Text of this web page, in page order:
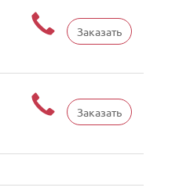
Заказать
Заказать